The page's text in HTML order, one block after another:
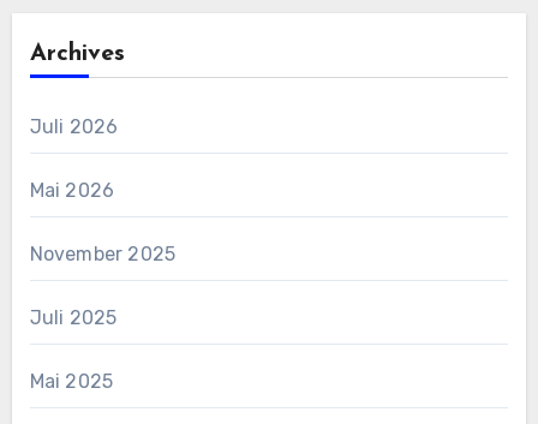
Archives
Juli 2026
Mai 2026
November 2025
Juli 2025
Mai 2025